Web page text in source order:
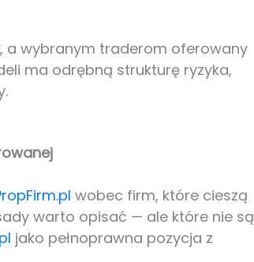
, a wybranym traderom oferowany
ma odrębną strukturę ryzyka,
wobec firm, które cieszą
warto opisać — ale które nie są
jako pełnoprawna pozycja z